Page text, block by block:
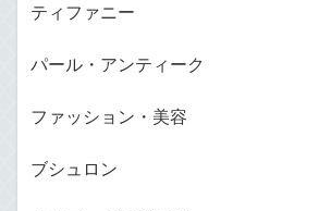
ティファニー
パール・アンティーク
ファッション・美容
ブシュロン